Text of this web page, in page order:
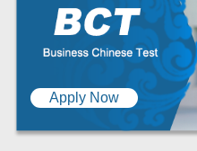
Apply Now